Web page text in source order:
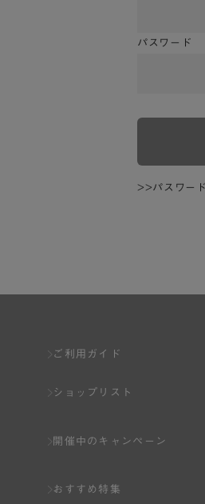
パスワード
>>パスワー
ご利用ガイド
ショップリスト
開催中のキャンペーン
おすすめ特集